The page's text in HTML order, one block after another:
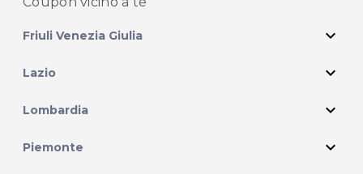
Friuli Venezia Giulia expand_more
Lazio expand_more
Lombardia expand_more
Piemonte expand_more